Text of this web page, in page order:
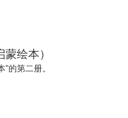
绘本）
的第二册。